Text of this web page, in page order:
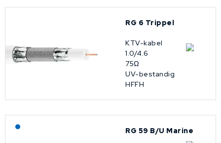
RG 6 Trippel
KTV-kabel
1.0/4.6
75Ω
UV-bestandig
HFFH
RG 59 B/U Marine